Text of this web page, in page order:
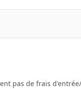
pas de frais